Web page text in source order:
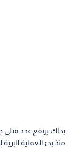
بذلك يرتفع عدد قتلى